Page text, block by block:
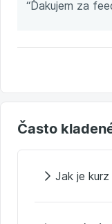
“Ďakujem za
Často
Jak je